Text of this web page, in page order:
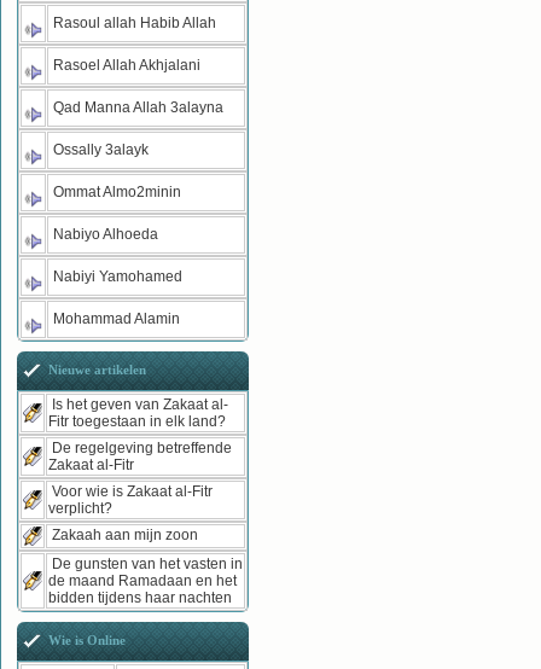
Rasoul allah Habib Allah
Rasoel Allah Akhjalani
Qad Manna Allah 3alayna
Ossally 3alayk
Ommat Almo2minin
Nabiyo Alhoeda
Nabiyi Yamohamed
Mohammad Alamin
Nieuwe artikelen
Is het geven van Zakaat al-
Fitr toegestaan in elk land?
De regelgeving betreffende
Zakaat al-Fitr
Voor wie is Zakaat al-Fitr
verplicht?
Zakaah aan mijn zoon
De gunsten van het vasten in
de maand Ramadaan en het
bidden tijdens haar nachten
Wie is Online